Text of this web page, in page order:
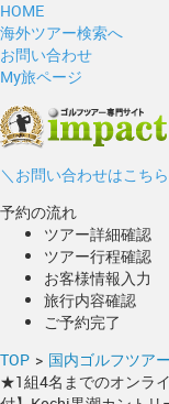
HOME
海外ツアー検索へ
お問い合わせ
My旅ページ
＼お問い合わせはこち
予約の流れ
ツアー詳細確認
ツアー行程確認
お客様情報入力
旅行内容確認
ご予約完了
TOP > 国内ゴルフツアー
★1組4名までのオンラ